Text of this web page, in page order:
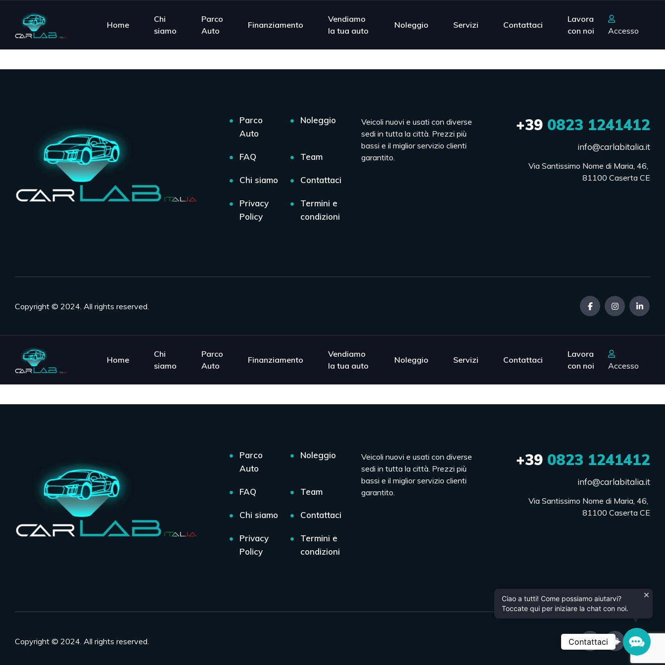
Home
Chi
siamo
Parco
Auto
Finanziamento
Vendiamo
la tua auto
Noleggio Servizi Contattaci
Lavora
con noi
Accesso
Parco
Auto
Noleggio
FAQ Team
Chi siamo Contattaci
Privacy
Policy
Termini e
condizioni
Veicoli nuovi e usati con diverse
sedi in tutta la città. Prezzi più
bassi e il miglior servizio clienti
garantito.
+390823 1241412
info@carlabitalia.it
Via Santissimo Nome di Maria, 46,
81100 Caserta CE
Copyright © 2024. All rights reserved.
Home
Chi
siamo
Parco
Auto
Finanziamento
Vendiamo
la tua auto
Noleggio Servizi Contattaci
Lavora
con noi
Accesso
Parco
Auto
Noleggio
FAQ Team
Chi siamo Contattaci
Privacy
Policy
Termini e
condizioni
Veicoli nuovi e usati con diverse
sedi in tutta la città. Prezzi più
bassi e il miglior servizio clienti
garantito.
+390823 1241412
info@carlabitalia.it
Via Santissimo Nome di Maria, 46,
81100 Caserta CE
Copyright © 2024. All rights reserved. Contattaci
Ciao a tutti! Come possiamo aiutarvi?
Toccate qui per iniziare la chat con noi.